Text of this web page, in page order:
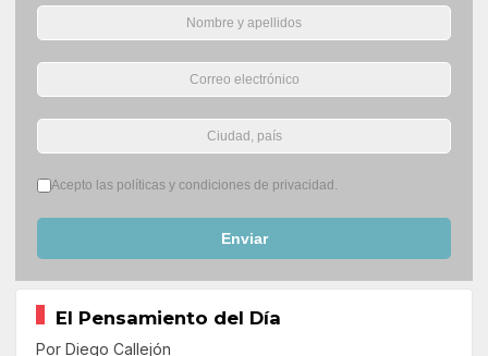
Términos del servicio*
Acepto las políticas y condiciones de privacidad.
Enviar
El Pensamiento del Día
Por Diego Callejón